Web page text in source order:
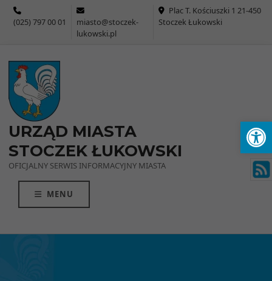
(025) 797 00 01
miasto@stoczek-
lukowski.pl
Plac T. Kościuszki 1 21-450
Stoczek Łukowski
URZĄD MIASTA
STOCZEK ŁUKOWSKI
OFICJALNY SERWIS INFORMACYJNY MIASTA
MENU